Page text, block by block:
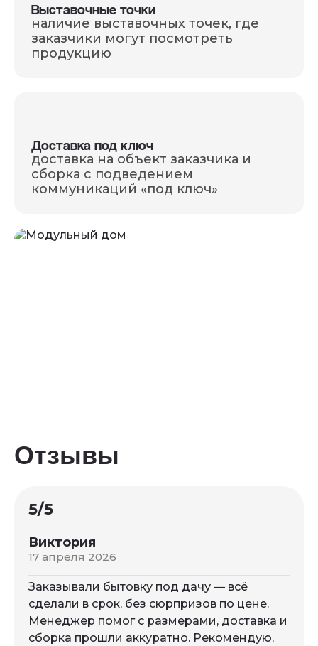
Выставочные точки
наличие выставочных точек, где
заказчики могут посмотреть
продукцию
Доставка под ключ
доставка на объект заказчика и
сборка с подведением
коммуникаций «под ключ»
Отзывы
5/5
Виктория
17 апреля 2026
Заказывали бытовку под дачу — всё
сделали в срок, без сюрпризов по цене.
Менеджер помог с размерами, доставка и
сборка прошли аккуратно. Рекомендую,